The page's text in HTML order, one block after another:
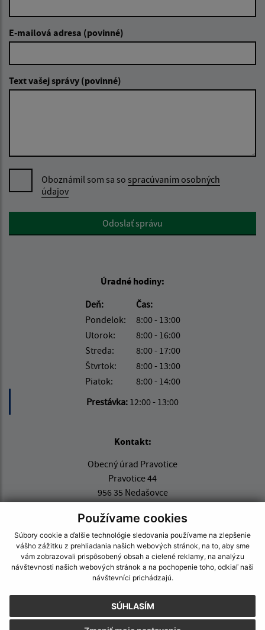
Používame cookies
Súbory cookie a ďalšie technológie sledovania používame na zlepšenie
vášho zážitku z prehliadania našich webových stránok, na to, aby sme
vám zobrazovali prispôsobený obsah a cielené reklamy, na analýzu
návštevnosti našich webových stránok a na pochopenie toho, odkiaľ naši
návštevníci prichádzajú.
SÚHLASÍM
E-mailová adresa (povinné)
Text vašej správy (povinné)
Oboznámil som sa so spracúvaním osobných
údajov
Google reCaptcha ResponseOdoslať správu
Úradné hodiny:
Deň:
Čas:
Pondelok:
8:00 - 13:00
Utorok:
8:00 - 16:00
Streda:
8:00 - 17:00
Štvrtok:
8:00 - 13:00
Piatok:
8:00 - 14:00
Prestávka: 12:00 - 13:00
Kontakt:
Obecný úrad Pravotice
Pravotice 44
956 35 Nedašovce
info@obecpravotice.sk
+421 38 768 73 18
IČO: 00310972